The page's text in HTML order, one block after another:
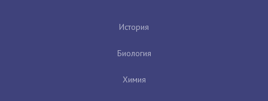
История
Биология
Химия